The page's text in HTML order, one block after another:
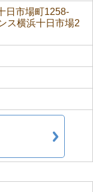
日市場町1258-
ス横浜十日市場2